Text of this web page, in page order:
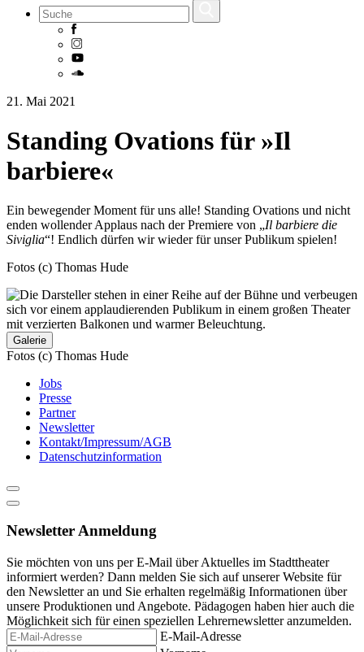
Skip
content
21. Mai 2021
Standing Ovations für »Il
barbiere«
Ein bewegender Moment für uns alle! Standing Ovations und nicht
enden wollender Applaus nach der Premiere von „Il barbiere die
Siviglia“! Endlich dürfen wir wieder für unser Publikum spielen!
Fotos (c) Thomas Hude
Galerie
Fotos (c) Thomas Hude
Jobs
Presse
Partner
Newsletter
Kontakt/Impressum/AGB
Datenschutzinformation
Newsletter Anmeldung
Sie möchten von uns per E-Mail über Aktuelles im Stadttheater
informiert werden? Dann melden Sie sich auf unserer Website für
den Newsletter an und Sie erhalten regelmäßig Informationen über
unsere Produktionen und Angebote. Pädagogen haben hier auch die
Möglichkeit sich für einen speziellen Lehrernewsletter anzumelden.
E-Mail-Adresse